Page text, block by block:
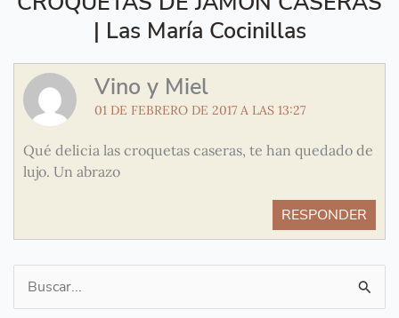
| Las María Cocinillas
Vino y Miel
01 DE FEBRERO DE 2017 A LAS 13:27
Qué delicia las croquetas caseras, te han quedado de
lujo. Un abrazo
RESPONDER
Buscar
por: